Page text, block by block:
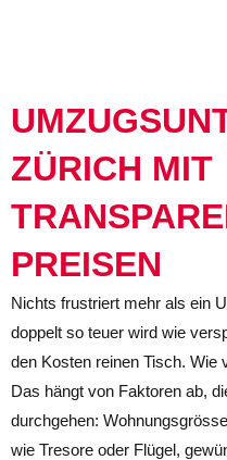
ZÜRICH MIT
PREISEN
Nichts frustriert mehr als ein
doppelt so teuer wird wie
den Kosten reinen Tisch. Wie
Das hängt von Faktoren ab,
durchgehen:
wie Tresore oder Flügel,